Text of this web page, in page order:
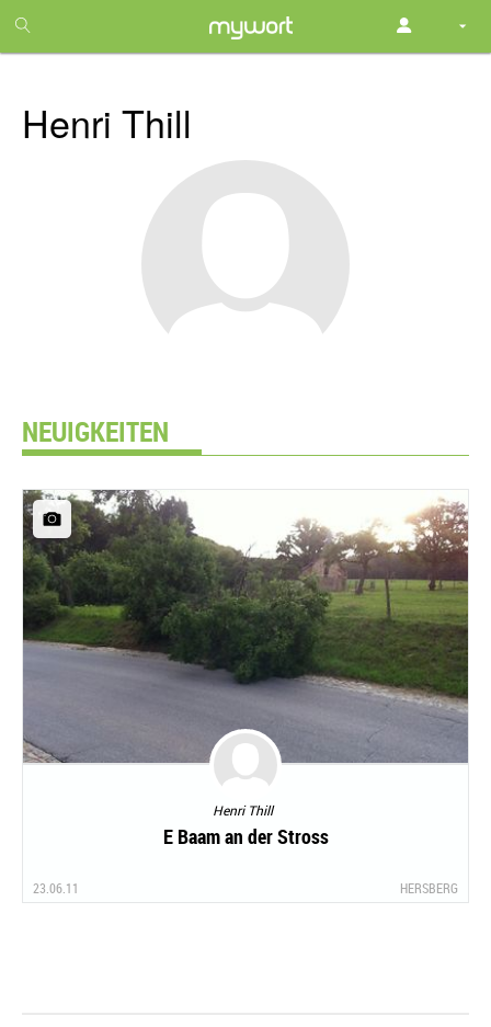
month
free
Henri Thill
NEUIGKEITEN
Henri Thill
E Baam an der Stross
23.06.11 HERSBERG